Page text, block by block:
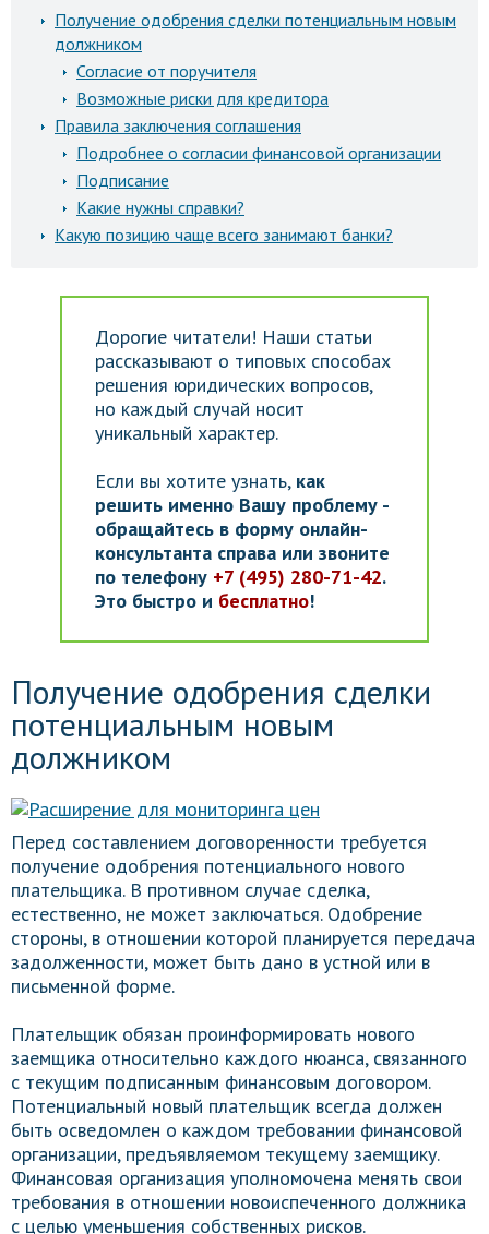
Получение одобрения сделки потенциальным новым
должником
Согласие от поручителя
Возможные риски для кредитора
Правила заключения соглашения
Подробнее о согласии финансовой организации
Подписание
Какие нужны справки?
Какую позицию чаще всего занимают банки?
Дорогие читатели! Наши статьи
рассказывают о типовых способах
решения юридических вопросов,
но каждый случай носит
уникальный характер.
Если вы хотите узнать, как
решить именно Вашу проблему -
обращайтесь в форму онлайн-
консультанта справа или звоните
по телефону +7 (495) 280-71-42.
Это быстро и бесплатно!
Получение одобрения сделки
потенциальным новым
должником
Перед составлением договоренности требуется
получение одобрения потенциального нового
плательщика. В противном случае сделка,
естественно, не может заключаться. Одобрение
стороны, в отношении которой планируется передача
задолженности, может быть дано в устной или в
письменной форме.
Плательщик обязан проинформировать нового
заемщика относительно каждого нюанса, связанного
с текущим подписанным финансовым договором.
Потенциальный новый плательщик всегда должен
быть осведомлен о каждом требовании финансовой
организации, предъявляемом текущему заемщику.
Финансовая организация уполномочена менять свои
требования в отношении новоиспеченного должника
с целью уменьшения собственных рисков.